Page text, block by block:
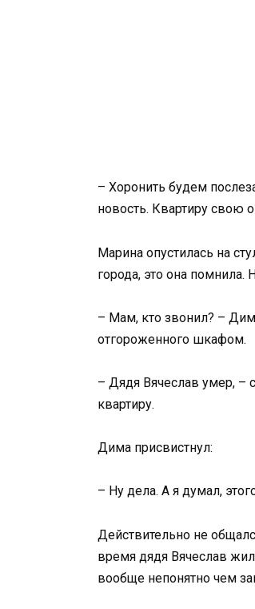
– Хоронить будем
новость. Квартиру свою
Марина опустилась на
города, это она помнила.
– Мам, кто звонил? –
отгороженного шкафом.
– Дядя Вячеслав умер, –
квартиру.
Дима присвистнул:
– Ну дела. А я думал,
Действительно не
время дядя Вячеслав
вообще непонятно чем